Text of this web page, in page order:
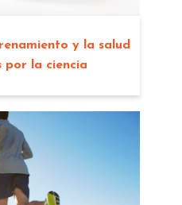
y la salud
por la ciencia